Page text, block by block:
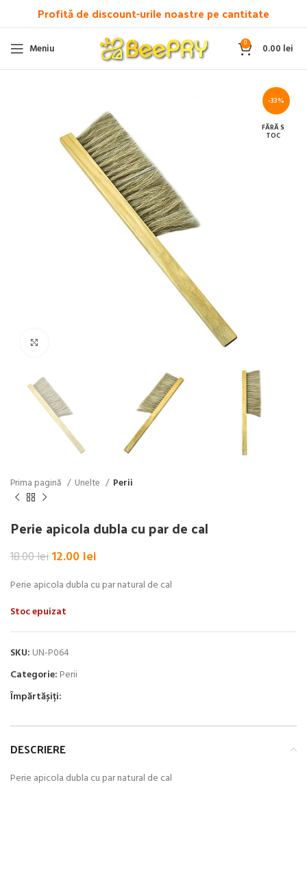
Profită de discount-urile noastre pe cantitate
Meniu 0 0.00 lei
-33%
FĂRĂ S
TOC
Prima pagină Unelte Perii
Perie apicola dubla cu par de cal
18.00leiPrețul
a
18.00 lei.
12.00 lei
este:
Perie apicola dubla cu par natural de cal
Stoc epuizat
SKU: UN-P064
Categorie: Perii
Împărtășiți:
DESCRIERE
Perie apicola dubla cu par natural de cal